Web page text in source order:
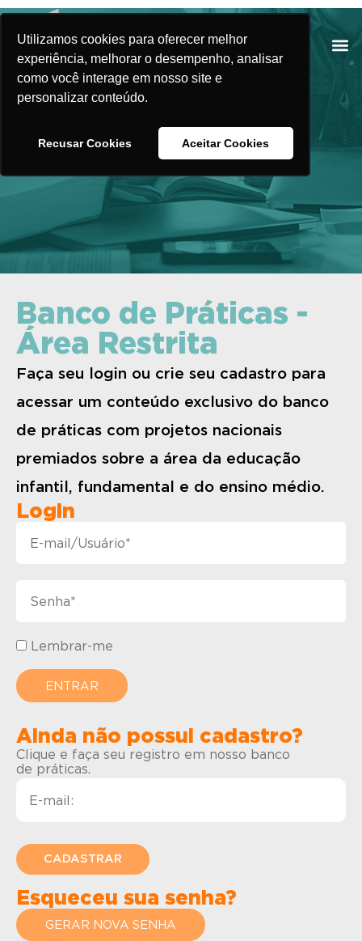
Utilizamos cookies para oferecer melhor
experiência, melhorar o desempenho, analisar
como você interage em nosso site e
personalizar conteúdo.
Recusar Cookies Aceitar Cookies
Banco de Práticas
Banco de Práticas -
Área Restrita
Faça seu login ou crie seu cadastro para
acessar um conteúdo exclusivo do banco
de práticas com projetos nacionais
premiados sobre a área da educação
infantil, fundamental e do ensino médio.
Login
Lembrar-me
Ainda não possui cadastro?
Clique e faça seu registro em nosso banco
de práticas.
Esqueceu sua senha?
GERAR NOVA SENHA